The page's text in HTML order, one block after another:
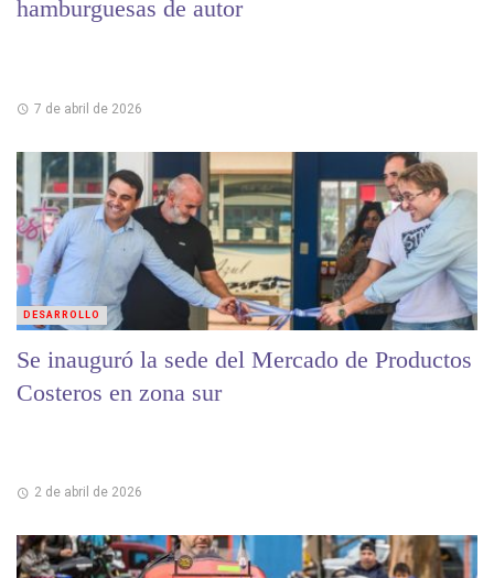
hamburguesas de autor
7 de abril de 2026
Se inauguró la sede del Mercado de Productos
Costeros en zona sur
2 de abril de 2026
DESARROLLO